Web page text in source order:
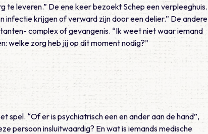
leveren.” De ene keer bezoekt Schep een verpleeghuis.
infectie krijgen of verward zijn door een delier.” De andere
complex of gevangenis. “Ik weet niet waar iemand
welke zorg heb jij op dit moment nodig?”
spel. “Of er is psychiatrisch een en ander aan de hand”,
persoon insluitwaardig? En wat is iemands medische